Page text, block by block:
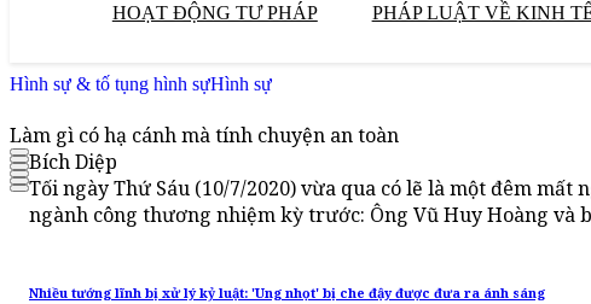
HOẠT ĐỘNG TƯ PHÁP PHÁP LUẬT VỀ KINH
Hình sự & tố tụng hình sựHình sự
Làm gì có hạ cánh mà tính chuyện an toàn
Bích Diệp
Tối ngày Thứ Sáu (10/7/2020) vừa qua có lẽ là một đêm mất
ngành công thương nhiệm kỳ trước: Ông Vũ Huy Hoàng và
Nhiều tướng lĩnh bị xử lý kỷ luật: 'Ung nhọt' bị che đậy được đưa ra ánh sáng